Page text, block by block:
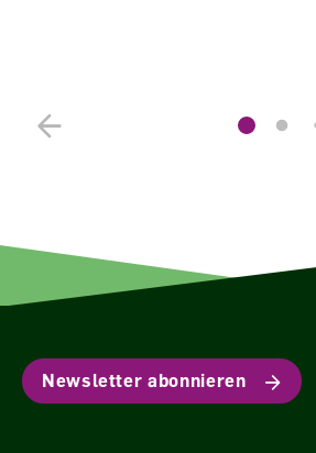
Newsletter abonnieren